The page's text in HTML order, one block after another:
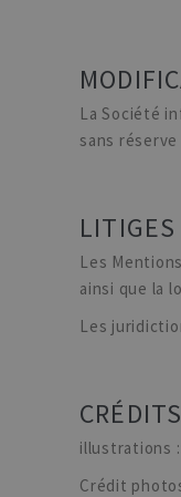
La Société
sans
LITIGES
Les
ainsi que la
Les
CRÉDITS
illustrations :
Crédit